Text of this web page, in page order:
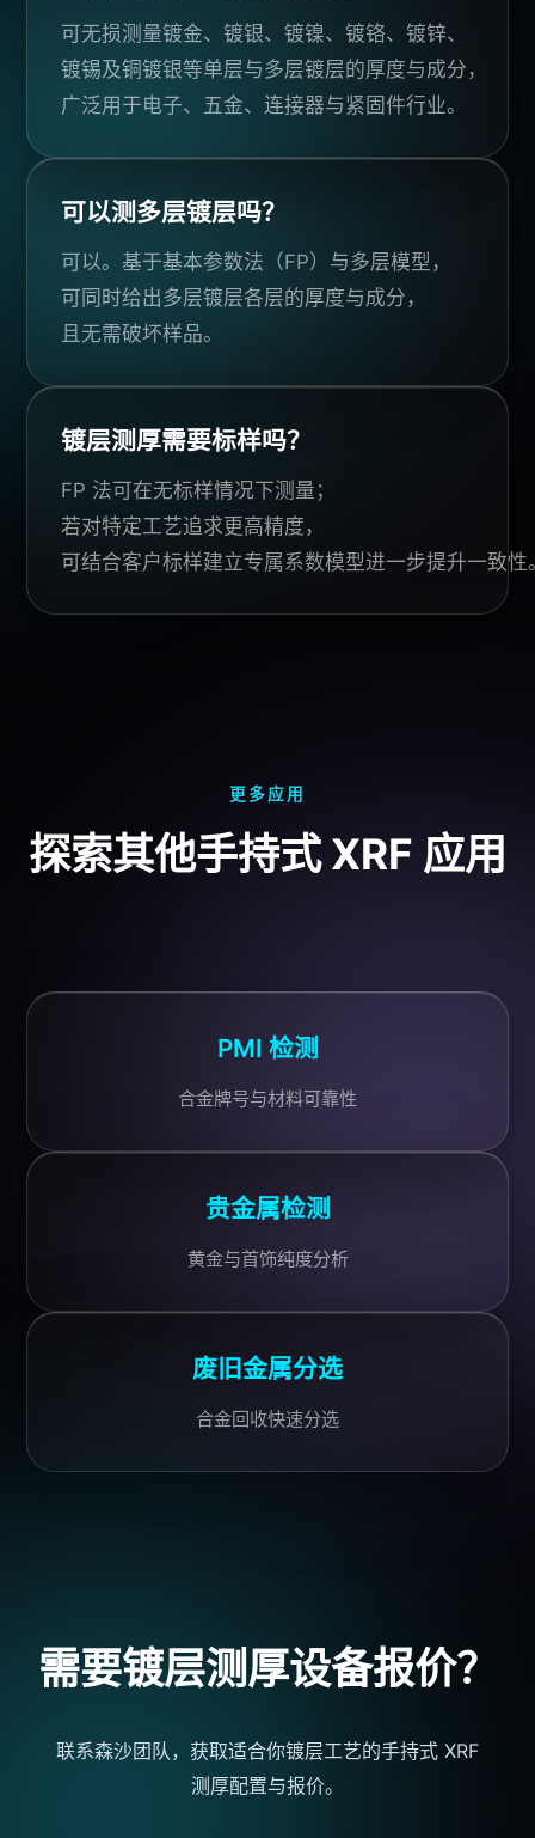
可无损测量镀金、镀银、镀镍、镀铬、镀锌、
镀锡及铜镀银等单层与多层镀层的厚度与成分，
广泛用于电子、五金、连接器与紧固件行业。
可以测多层镀层吗？
可以。基于基本参数法（FP）与多层模型，
可同时给出多层镀层各层的厚度与成分，
且无需破坏样品。
镀层测厚需要标样吗？
FP 法可在无标样情况下测量；
若对特定工艺追求更高精度，
可结合客户标样建立专属系数模型进一步提升一致性
更多应用
探索其他手持式 XRF 应用
PMI 检测
合金牌号与材料可靠性
贵金属检测
黄金与首饰纯度分析
废旧金属分选
合金回收快速分选
需要镀层测厚设备报价？
联系森沙团队，获取适合你镀层工艺的手持式 XRF
测厚配置与报价。